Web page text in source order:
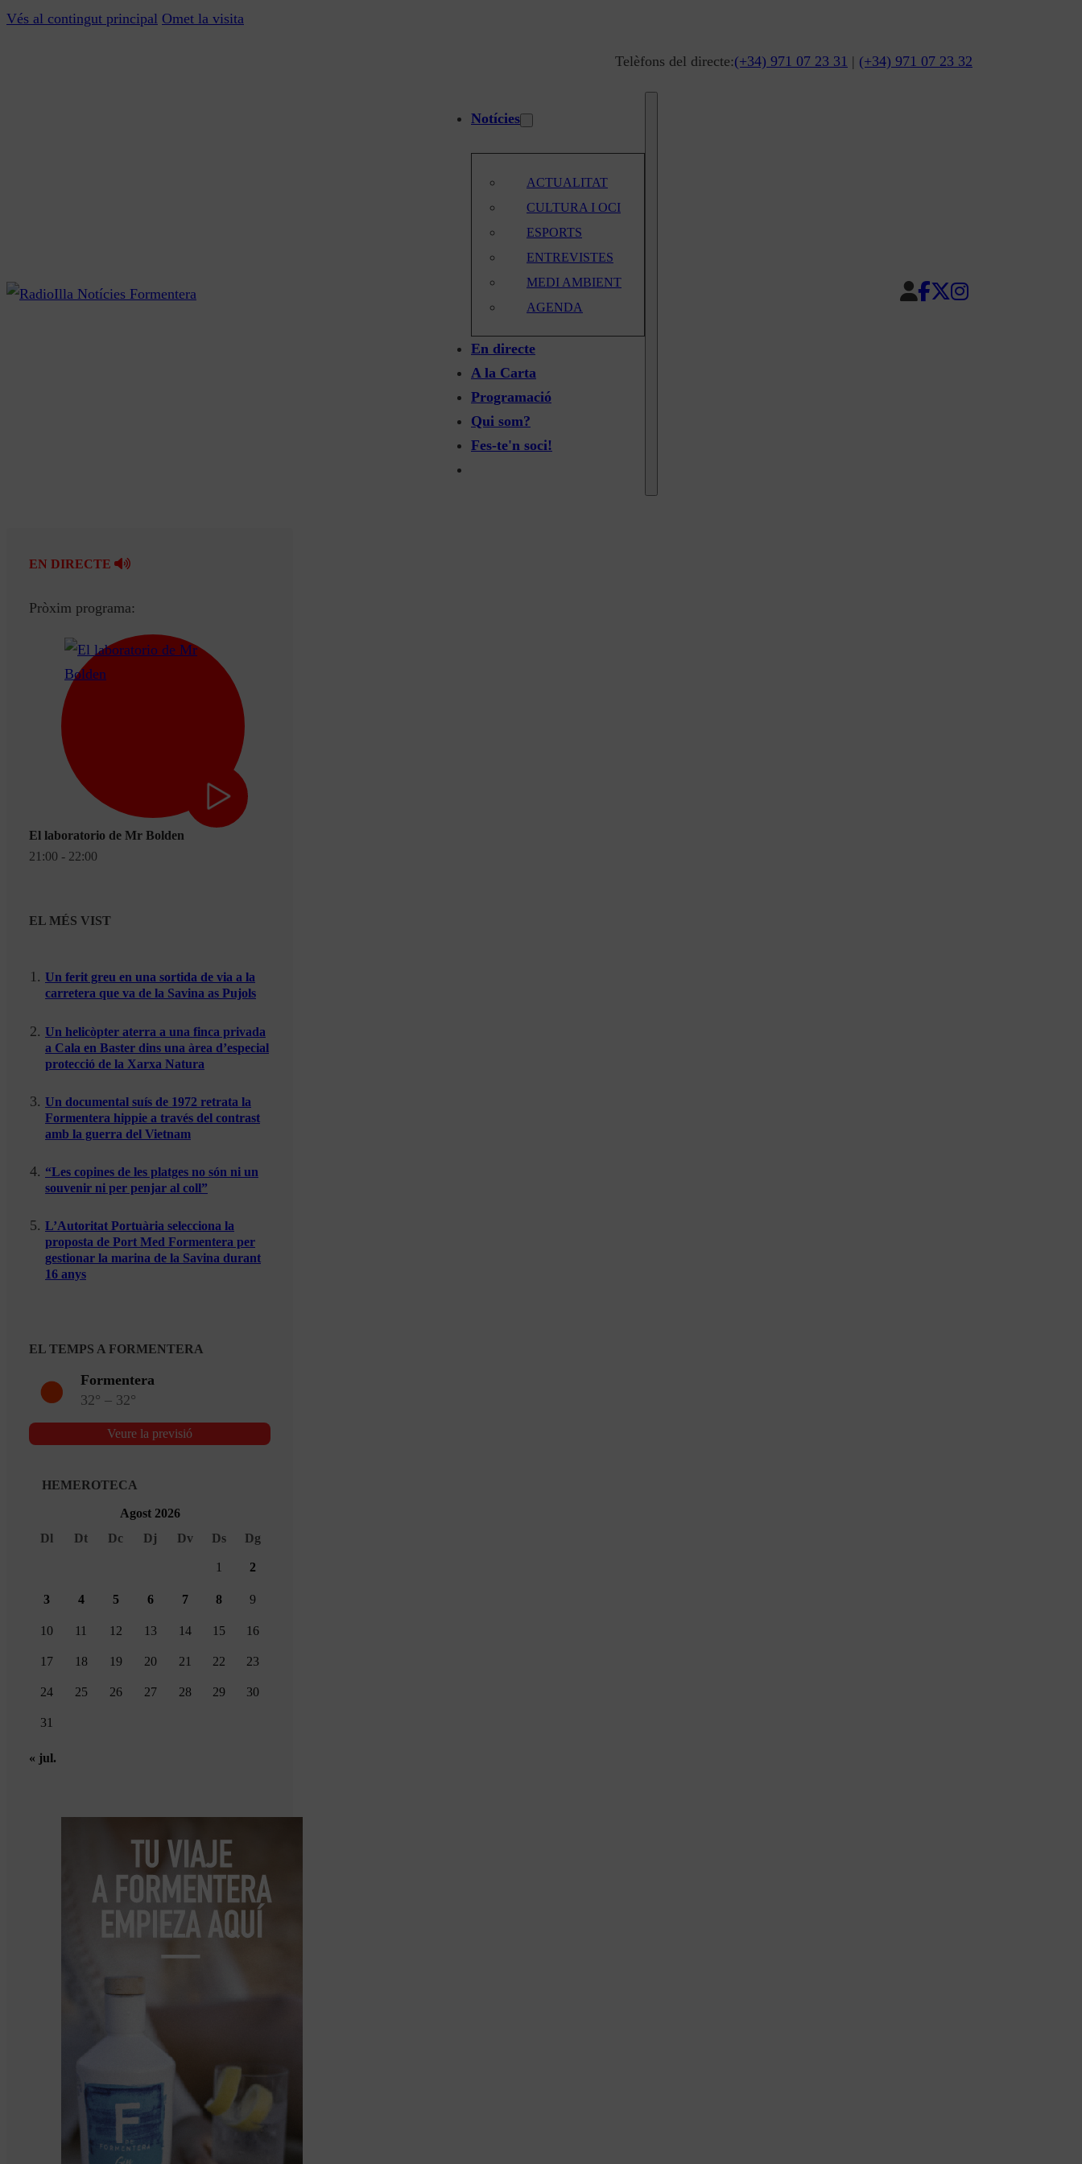
Vés al contingut principal Omet la visita
Telèfons del directe:(+34) 971 07 23 31 | (+34) 971 07 23 32
Notícies
ACTUALITAT
CULTURA I OCI
ESPORTS
ENTREVISTES
MEDI AMBIENT
AGENDA
En directe
A la Carta
Programació
Qui som?
Fes-te'n soci!
EN DIRECTE
Pròxim programa:
El laboratorio de Mr Bolden
21:00 - 22:00
EL MÉS VIST
Un ferit greu en una sortida de via a la
carretera que va de la Savina as Pujols
Un helicòpter aterra a una finca privada
a Cala en Baster dins una àrea d’especial
protecció de la Xarxa Natura
Un documental suís de 1972 retrata la
Formentera hippie a través del contrast
amb la guerra del Vietnam
“Les copines de les platges no són ni un
souvenir ni per penjar al coll”
L’Autoritat Portuària selecciona la
proposta de Port Med Formentera per
gestionar la marina de la Savina durant
16 anys
EL TEMPS A FORMENTERA
Formentera
32° – 32°
Veure la previsió
HEMEROTECA
Agost 2026
Dl
Dt Dc Dj Dv Ds Dg
1 2
3 4 5 6 7 8 9
10 11 12 13 14 15 16
17 18 19 20 21 22 23
24 25 26 27 28 29 30
31
« jul.